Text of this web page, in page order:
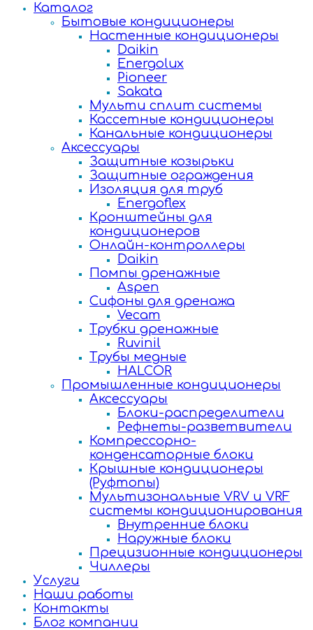
Каталог
Бытовые кондиционеры
Настенные кондиционеры
Daikin
Energolux
Pioneer
Sakata
Мульти сплит системы
Кассетные кондиционеры
Канальные кондиционеры
Аксессуары
Защитные козырьки
Защитные ограждения
Изоляция для труб
Energoflex
Кронштейны для
кондиционеров
Онлайн-контроллеры
Daikin
Помпы дренажные
Aspen
Сифоны для дренажа
Vecam
Трубки дренажные
Ruvinil
Трубы медные
HALCOR
Промышленные кондиционеры
Аксессуары
Блоки-распределители
Рефнеты-разветвители
Компрессорно-
конденсаторные блоки
Крышные кондиционеры
(Руфтопы)
Мультизональные VRV и VRF
системы кондиционирования
Внутренние блоки
Наружные блоки
Прецизионные кондиционеры
Чиллеры
Услуги
Наши работы
Контакты
Блог компании